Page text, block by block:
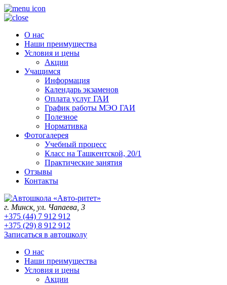
О нас
Наши преимущества
Условия и цены
Акции
Учащимся
Информация
Календарь экзаменов
Оплата услуг ГАИ
График работы МЭО ГАИ
Полезное
Нормативка
Фотогалерея
Учебный процесс
Класс на Ташкентской, 20/1
Практические занятия
Отзывы
Контакты
г. Минск, ул. Чапаева, 3
+375 (44) 7 912 912
+375 (29) 8 912 912
Записаться в автошколу
О нас
Наши преимущества
Условия и цены
Акции